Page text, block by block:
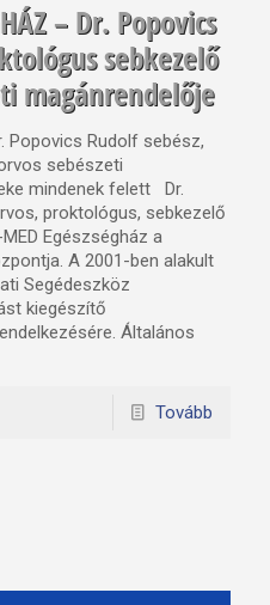
– Dr. Popovics
sebkezelő
magánrendelője
Popovics Rudolf sebész,
sebészeti
mindenek felett Dr.
proktológus, sebkezelő
Egészségház a
A 2001-ben alakult
Segédeszköz
kiegészítő
Általános
Tovább